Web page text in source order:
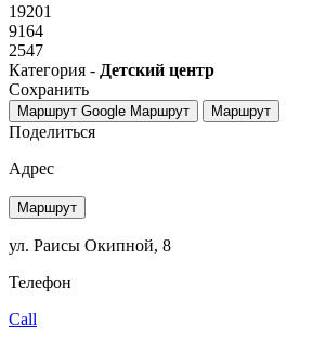
19201
9164
2547
Категория - Детский центр
Сохранить
Маршрут Google Маршрут Маршрут
Поделиться
Адрес
Маршрут
ул. Раисы Окипной, 8
Телефон
Call